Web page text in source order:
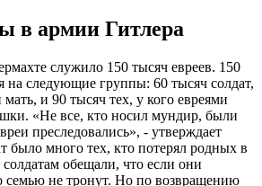
в армии Гитлера
служило 150 тысяч евреев. 150
на следующие группы: 60 тысяч солдат,
и 90 тысяч тех, у кого евреями
«Не все, кто носил мундир, были
преследовались», - утверждает
было много тех, кто потерял родных в
обещали, что если они
семью не тронут. Но по возвращению